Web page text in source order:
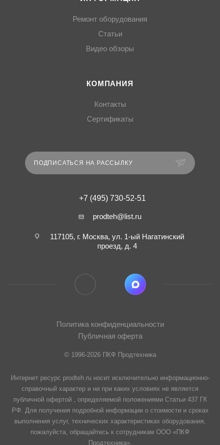
Ремонт оборудования
Статьи
Видео обзоры
КОМПАНИЯ
Контакты
Сертификаты
ПОДПИСАТЬСЯ НА РАССЫЛКУ
+7 (495) 730-52-51
prodteh@list.ru
117105, г. Москва, ул. 1-ый Нагатинский
проезд, д. 4
Политика конфиденциальности
Публичная оферта
© 1996-2026 ПКФ Продтехника
Интернет ресурс prodteh.ru носит исключительно информационно-
справочный характер и ни при каких условиях не является
публичной офертой , определяемой положениями Статьи 437 ГК
РФ. Для получения подробной информации о стоимости и сроках
выполнения услуг, технических характеристиках оборудования,
пожалуйста, обращайтесь к сотрудникам ООО «ПКФ
Продтехника».